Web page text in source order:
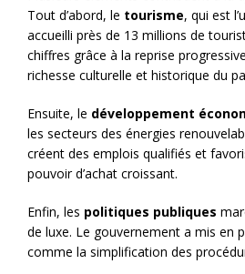
Tout d’abord, le tourisme, qui est
accueilli près de 13 millions de
chiffres grâce à la reprise
richesse culturelle et historique du
Ensuite, le développement
les secteurs des énergies
créent des emplois qualifiés et
pouvoir d’achat croissant.
Enfin, les politiques publiques
de luxe. Le gouvernement a mis en
comme la simplification des